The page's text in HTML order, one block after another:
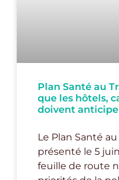
Plan Santé au
que les hôtels,
doivent
Le Plan Santé
présenté le 5
feuille de route